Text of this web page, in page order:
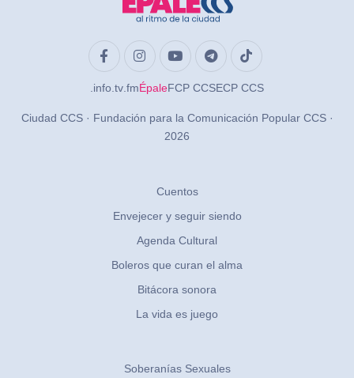
.info .tv .fmÉpaleFCP CCSECP CCS
Ciudad CCS · Fundación para la Comunicación Popular CCS ·
2026
Cuentos
Envejecer y seguir siendo
Agenda Cultural
Boleros que curan el alma
Bitácora sonora
La vida es juego
Soberanías Sexuales